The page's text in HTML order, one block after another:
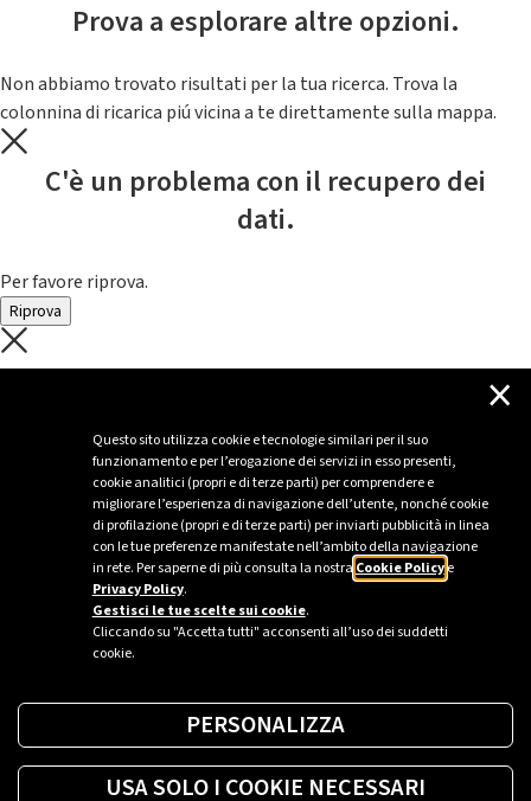
Questo sito utilizza cookie e tecnologie similari per il suo
funzionamento e per l’erogazione dei servizi in esso presenti,
cookie analitici (propri e di terze parti) per comprendere e
migliorare l’esperienza di navigazione dell’utente, nonché cookie
di profilazione (propri e di terze parti) per inviarti pubblicità in linea
con le tue preferenze manifestate nell’ambito della navigazione
in rete. Per saperne di più consulta la nostra Cookie Policye
Privacy Policy.
Gestisci le tue scelte sui cookie.
Cliccando su "Accetta tutti" acconsenti all’uso dei suddetti
cookie.
×
PERSONALIZZA
USA SOLO I COOKIE NECESSARI
Prova a esplorare altre opzioni.
Non abbiamo trovato risultati per la tua ricerca. Trova la
colonnina di ricarica piú vicina a te direttamente sulla mappa.
C'è un problema con il recupero dei
dati.
Per favore riprova.
Riprova
C'è un problema con il recupero dei
Per favore riprova piú tardi
Sei un’azienda o una PA?
Trova la soluzione più giusta per te.
Richiedi una colonnina